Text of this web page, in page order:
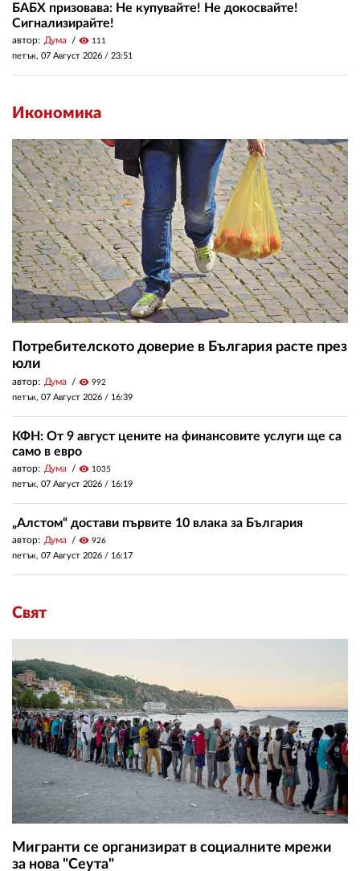
БАБХ призовава: Не купувайте! Не докосвайте!
Сигнализирайте!
автор: Дума visibility 111
петък, 07 Август 2026 / 23:51
Икономика
Потребителското доверие в България расте през
юли
автор: Дума visibility 992
петък, 07 Август 2026 / 16:39
КФН: От 9 август цените на финансовите услуги ще са
само в евро
автор: Дума visibility 1035
петък, 07 Август 2026 / 16:19
„Алстом“ достави първите 10 влака за България
автор: Дума visibility 926
петък, 07 Август 2026 / 16:17
Свят
Мигранти се организират в социалните мрежи
за нова "Сеута"